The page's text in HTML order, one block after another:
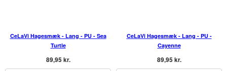
CeLaVi Hagesmæk - Lang - PU - Sea
Turtle
89,95 kr.
CeLaVi Hagesmæk - Lang - PU -
Cayenne
89,95 kr.